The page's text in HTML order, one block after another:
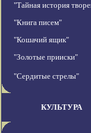
"Тайная история
"Книга писем"
"Кошачий ящик"
"Золотые прииски"
"Сердитые стрелы"
КУЛЬТУРА